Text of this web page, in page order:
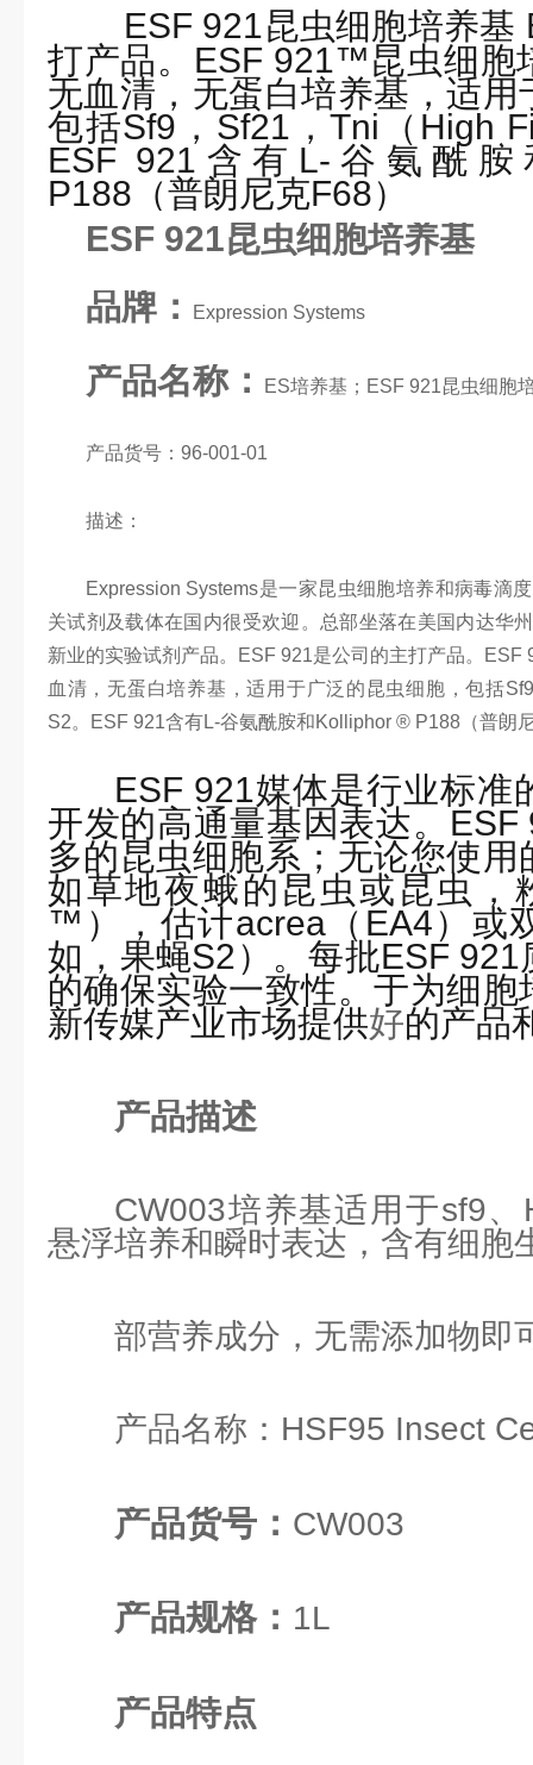
ESF 921昆虫细胞培养基
打产品。ESF 921™昆虫细胞
无血清，无蛋白培养基，适
包括Sf9，Sf21，Tni（High
ESF 921含有L-谷氨酰胺
P188（普朗尼克F68）
ESF 921昆虫细胞培养基
品牌：
Expression Systems
产品名称： ES培养基；ESF 921昆虫细胞
产品货号：96-001-01
描述：
Expression Systems是一家昆虫细胞培养和病毒滴
关试剂及载体在国内很受欢迎。总部坐落在美国内达华
新业的实验试剂产品。ESF 921是公司的主打产品。
血清，无蛋白培养基，适用于广泛的昆虫细胞，包括
S2。ESF 921含有L-谷氨酰胺和Kolliphor ® P188（普朗
ESF 921媒体是行业标准
开发的高通量基因表达。
多的昆虫细胞系；无论您使
如草地夜蛾的昆虫或昆虫，
™），估计acrea（EA4）或
如，果蝇S2）。每批ESF
的确保实验一致性。于为细
新传媒产业市场提供好的产品
产品描述
CW003培养基适用于sf9
悬浮培养和瞬时表达，含有细胞
部营养成分，无需添加物即
产品名称：HSF95 Insect
产品货号： CW003
产品规格： 1L
产品特点